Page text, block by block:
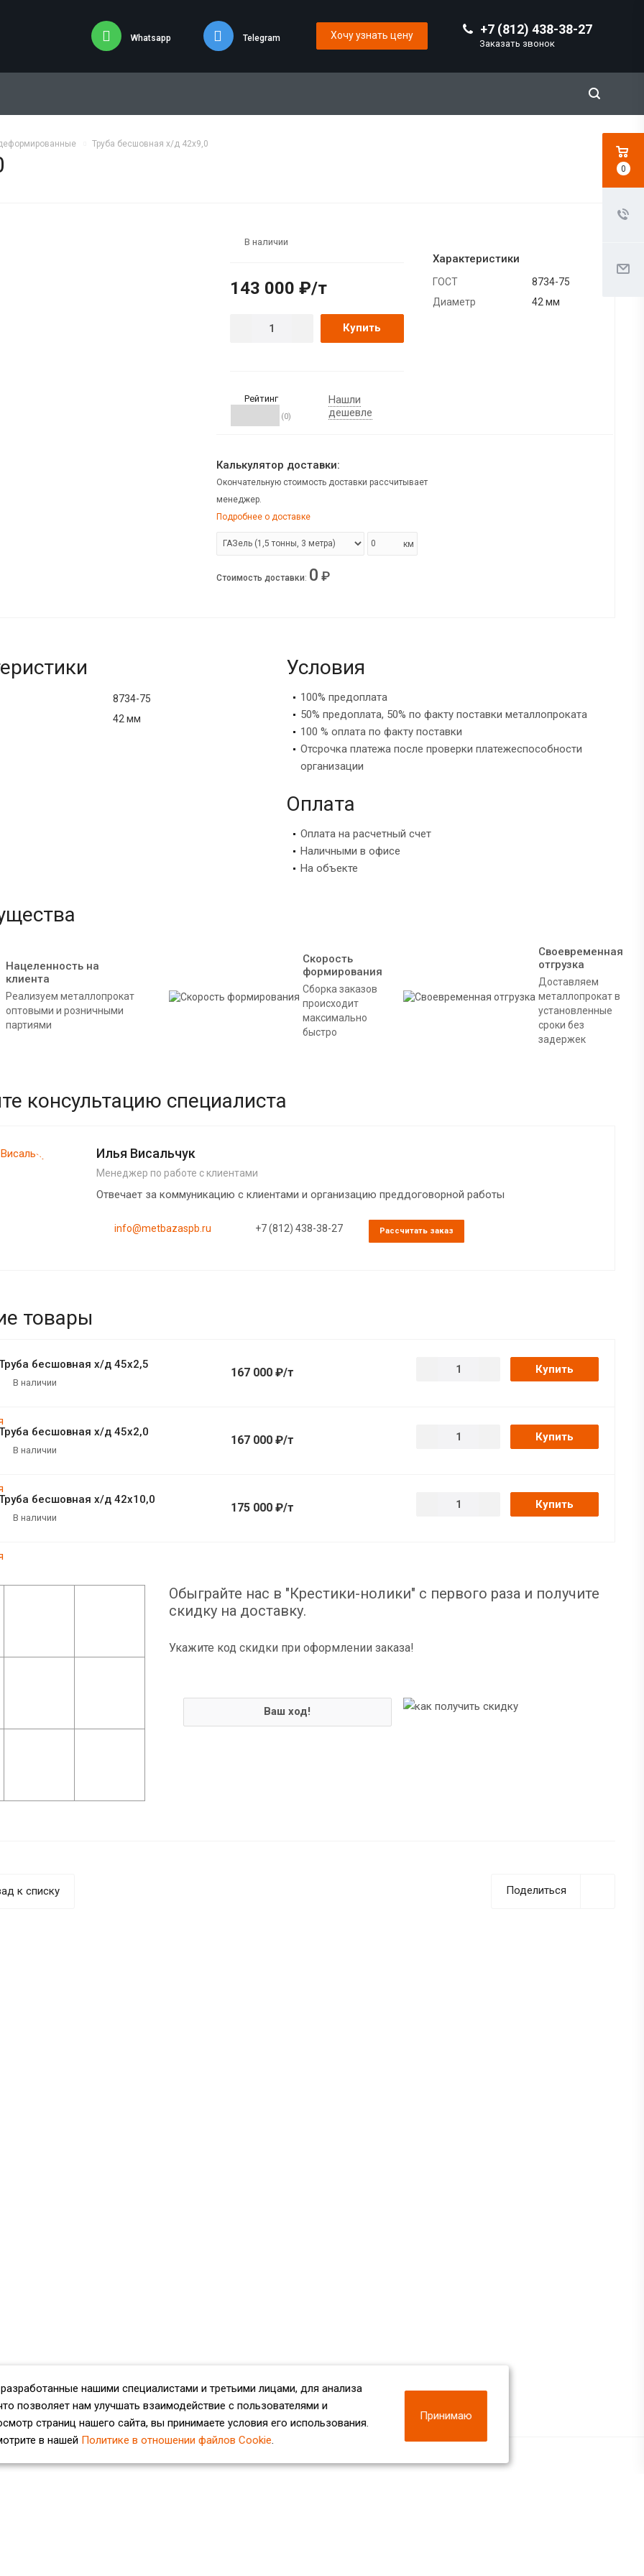
+7 (812) 438-38-27
Заказать звонок
Whatsapp Telegram Хочу узнать цену
Труба бесшовная х/д 42х9,0
В наличии
143 000 ₽/т
Купить
Рейтинг
(0)
Нашли
дешевле
Характеристики
ГОСТ
8734-75
Диаметр
42 мм
Калькулятор доставки:
Окончательную стоимость доставки рассчитывает
менеджер.
Подробнее о доставке
км
Стоимость доставки: 0 ₽
8734-75
42 мм
Условия
100% предоплата
50% предоплата, 50% по факту поставки металлопроката
100 % оплата по факту поставки
Отсрочка платежа после проверки платежеспособности
организации
Оплата
Оплата на расчетный счет
Наличными в офисе
На объекте
Нацеленность на
клиента
Реализуем металлопрокат
оптовыми и розничными
партиями
Скорость
формирования
Сборка заказов
происходит
максимально
быстро
Своевременная
отгрузка
Доставляем
металлопрокат в
установленные
сроки без
задержек
консультацию специалиста
Илья Висальчук
Менеджер по работе с клиентами
Отвечает за коммуникацию с клиентами и организацию преддоговорной работы
info@metbazaspb.ru +7 (812) 438-38-27 Рассчитать заказ
товары
бесшовная х/д 45х2,5
В наличии
167 000 ₽/т Купить
бесшовная х/д 45х2,0
В наличии
167 000 ₽/т Купить
бесшовная х/д 42х10,0
В наличии
175 000 ₽/т Купить
Обыграйте нас в "Крестики-нолики" с первого раза и получите
скидку на доставку.
Укажите код скидки при оформлении заказа!
Ваш ход!
Поделиться
к списку
нашими специалистами и третьими лицами, для анализа
позволяет нам улучшать взаимодействие с пользователями и
страниц нашего сайта, вы принимаете условия его использования.
в нашей Политике в отношении файлов Cookie.
Принимаю
0